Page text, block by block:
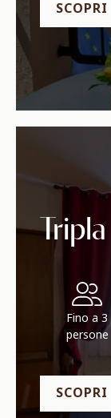
SCOPRI
Tripla
Fino a 3
persone
SCOPRI